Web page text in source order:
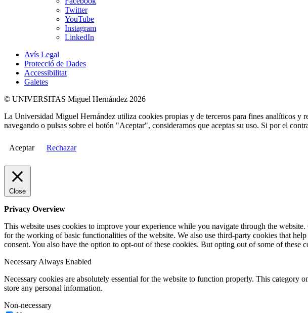
Twitter
YouTube
Instagram
LinkedIn
Avís Legal
Protecció de Dades
Accessibilitat
Galetes
© UNIVERSITAS Miguel Hernández 2026
La Universidad Miguel Hernández utiliza cookies propias y de terceros para fines analíticos y
navegando o pulsas sobre el botón "Aceptar", consideramos que aceptas su uso. Si por el
Aceptar Rechazar
Close
Privacy Overview
This website uses cookies to improve your experience while you navigate through the
for the working of basic functionalities of the website. We also use third-party cookies that
consent. You also have the option to opt-out of these cookies. But opting out of some of these
Necessary Always Enabled
Necessary cookies are absolutely essential for the website to function properly. This category
store any personal information.
Non-necessary